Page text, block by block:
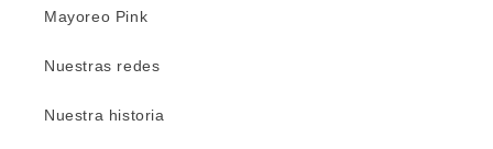
Mayoreo Pink
Nuestras redes
Nuestra historia